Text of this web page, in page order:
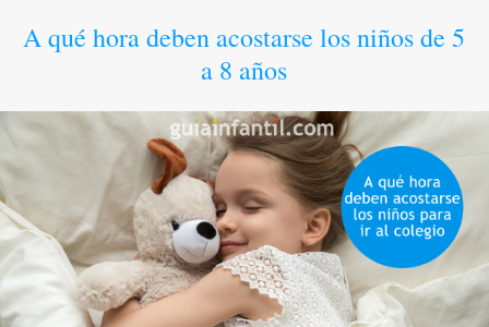
A qué hora deben acostarse los niños de 5
a 8 años